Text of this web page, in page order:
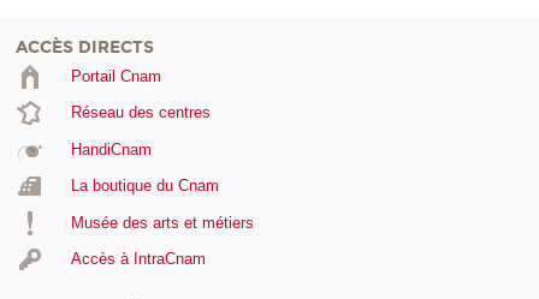
ACCÈS DIRECTS
Portail Cnam
Réseau des centres
HandiCnam
La boutique du Cnam
Musée des arts et métiers
Accès à IntraCnam